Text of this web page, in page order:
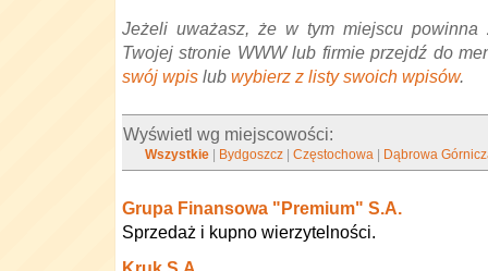
Jeżeli uważasz, że w tym miejscu powinna
Twojej stronie WWW lub firmie przejdź do
swój wpis lub wybierz z listy swoich wpisów.
Wyświetl wg miejscowości:
Wszystkie Bydgoszcz |Częstochowa Dąbrowa
Grupa Finansowa "Premium" S.A.
Sprzedaż i kupno wierzytelności.